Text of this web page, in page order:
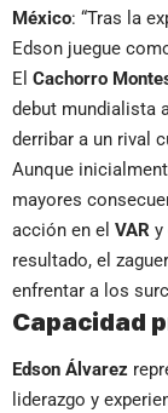
México: “Tras la
Edson juegue
El Cachorro
debut mundialista
derribar a un rival
Aunque
mayores
acción en el VAR y
resultado, el
enfrentar a los
Capacidad
Edson Álvarez
liderazgo y